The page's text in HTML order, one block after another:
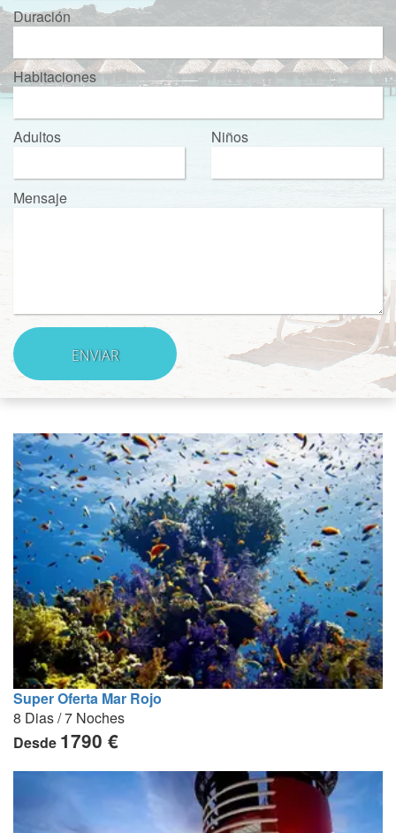
Duración
Habitaciones
Adultos Niños
Mensaje
Super Oferta Mar Rojo
8 Dias / 7 Noches
Desde 1790 €